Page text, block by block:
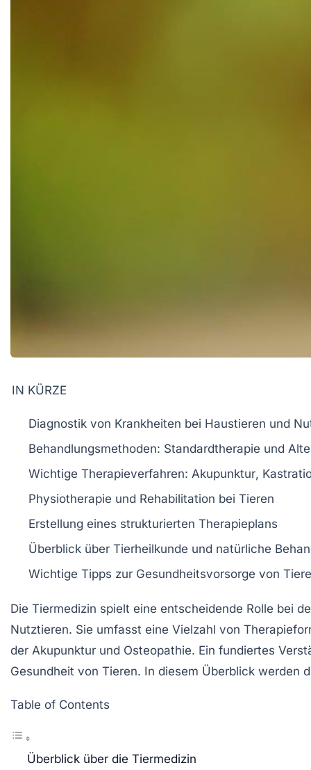
IN KÜRZE
Diagnostik von Krankheiten bei Haustieren und
Behandlungsmethoden: Standardtherapie und
Wichtige Therapieverfahren: Akupunktur,
Physiotherapie und Rehabilitation bei Tieren
Erstellung eines strukturierten Therapieplans
Überblick über Tierheilkunde und natürliche
Wichtige Tipps zur Gesundheitsvorsorge von
Die Tiermedizin spielt eine entscheidende Rolle bei
Nutztieren. Sie umfasst eine Vielzahl von
der Akupunktur und Osteopathie. Ein fundiertes
Gesundheit von Tieren. In diesem Überblick werden
Table of Contents
Überblick über die Tiermedizin